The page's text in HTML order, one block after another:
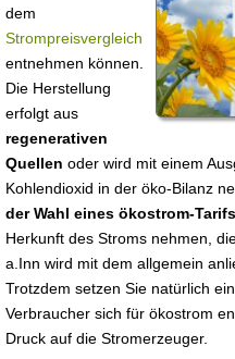
dem
Strompreisvergleich
entnehmen können.
Die Herstellung
erfolgt aus
regenerativen
Quellen oder wird mit einem
Kohlendioxid in der öko-Bilanz
der Wahl eines ökostrom-Tarifs
Herkunft des Stroms nehmen,
a.Inn wird mit dem allgemein
Trotzdem setzen Sie natürlich
Verbraucher sich für ökostrom
Druck auf die Stromerzeuger.